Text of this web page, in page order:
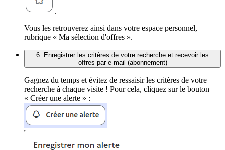
.
Vous les retrouverez ainsi dans votre espace personnel,
rubrique « Ma sélection d'offres ».
6. Enregistrer les critères de votre recherche et recevoir les
offres par e-mail (abonnement)
Gagnez du temps et évitez de ressaisir les critères de votre
recherche à chaque visite ! Pour cela, cliquez sur le bouton
« Créer une alerte » :